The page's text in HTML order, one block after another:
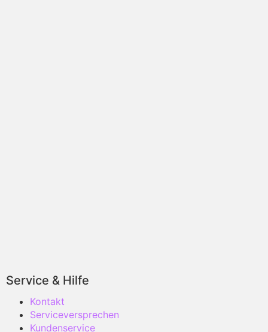
Service & Hilfe
Kontakt
Serviceversprechen
Kundenservice